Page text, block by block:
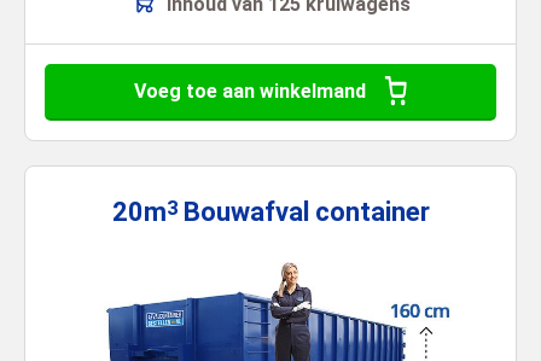
Voeg toe aan winkelmand
20m3 Bouwafval container